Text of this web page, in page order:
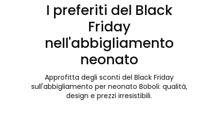
I preferiti del Black
Friday
nell'abbigliamento
neonato
Approfitta degli sconti del Black Friday
sull'abbigliamento per neonato Boboli: qualità,
design e prezzi irresistibili.